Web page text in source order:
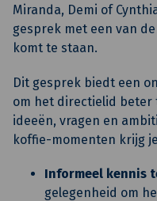
Miranda, Demi of
gesprek met een van
komt te staan.
Dit gesprek biedt een
om het directielid beter
ideeën, vragen en
koffie-momenten krijg
Informeel kennis
gelegenheid om